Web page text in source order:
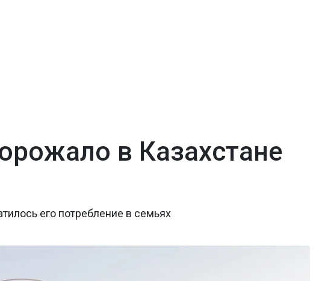
в Казахстане
его потребление в семьях